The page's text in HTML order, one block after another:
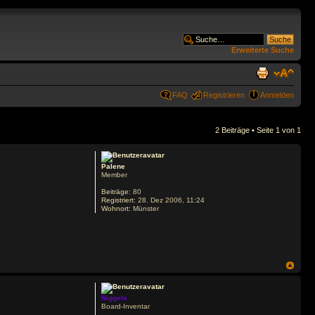
Erweiterte Suche
FAQ Registrieren Anmelden
2 Beiträge • Seite 1 von 1
Palene
Member
Beiträge: 80
Registriert: 28. Dez 2006, 11:24
Wohnort: Münster
Niggels
Board-Inventar